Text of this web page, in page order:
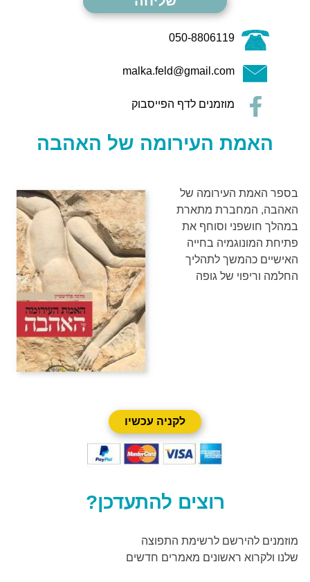
050-8806119
malka.feld@gmail.com
מוזמנים לדף הפייסבוק
האמת העירומה של האהבה
בספר האמת העירומה של
האהבה, המחברת מתארת
במהלך חושפני וסוחף את
פתיחת המונוגמיה בחייה
האישיים כהמשך לתהליך
החלמה וריפוי של גופה
לקניה עכשיו
רוצים להתעדכן?
מוזמנים להירשם לרשימת התפוצה
שלנו ולקרוא ראשונים מאמרים חדשים